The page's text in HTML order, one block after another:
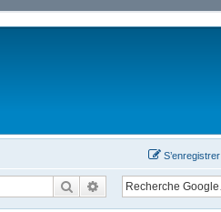
S’enregistrer
RechercherRecherche avancée